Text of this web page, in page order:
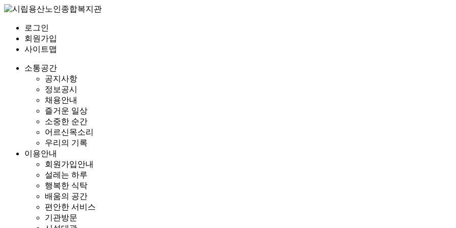
로그인
회원가입
사이트맵
소통공간
공지사항
정보공시
채용안내
즐거운 일상
소중한 순간
어르신목소리
우리의 기록
이용안내
회원가입안내
설레는 하루
행복한 식탁
배움의 공간
편안한 서비스
기관방문